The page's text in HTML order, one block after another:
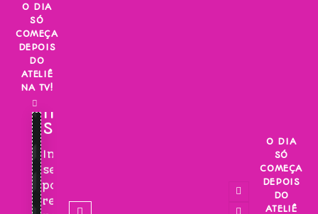
Skip
content
O DIA
SÓ
COMEÇA
DEPOIS
DO
ATELIÊ
NA TV!
INSCREVA-
SE!
Inscreva-
se
para
receber
O DIA
SÓ
COMEÇA
DEPOIS
DO
ATELIÊ